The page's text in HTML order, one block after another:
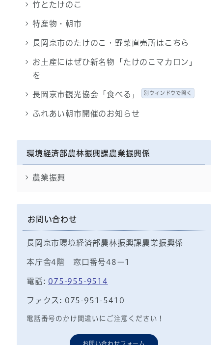
竹とたけのこ
特産物・朝市
長岡京市のたけのこ・野菜直売所はこちら
お土産にはぜひ新名物「たけのこマカロン」
を
長岡京市観光協会「食べる」 別ウィンドウで開く
ふれあい朝市開催のお知らせ
環境経済部農林振興課農業振興係
農業振興
お問い合わせ
長岡京市環境経済部農林振興課農業振興係
本庁舎4階 窓口番号48ー1
電話: 075-955-9514
ファクス: 075-951-5410
電話番号のかけ間違いにご注意ください！
お問い合わせフォーム